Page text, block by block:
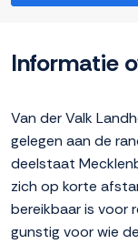
Informatie
Van der Valk
gelegen aan de
deelstaat
zich op korte
bereikbaar is voor
gunstig voor wie